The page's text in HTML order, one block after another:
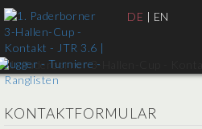
DE | EN
KONTAKTFORMULAR